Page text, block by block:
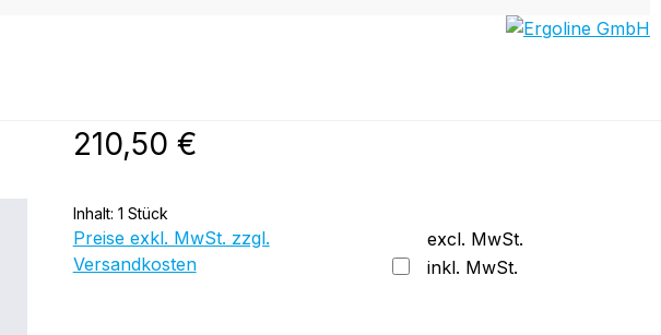
Regulärer Preis:
210,50 €
Inhalt: 1 Stück
Preise exkl. MwSt. zzgl.
Versandkosten
excl. MwSt.
inkl. MwSt.